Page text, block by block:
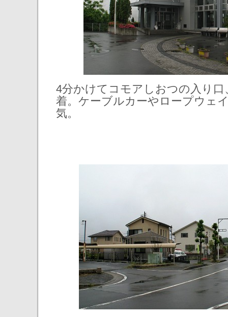
4分かけてコモアしおつの入り
着。ケーブルカーやロープウェ
気。